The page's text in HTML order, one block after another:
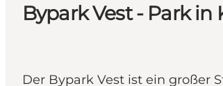
Bypark Vest - Park in
Der Bypark Vest ist ein großer